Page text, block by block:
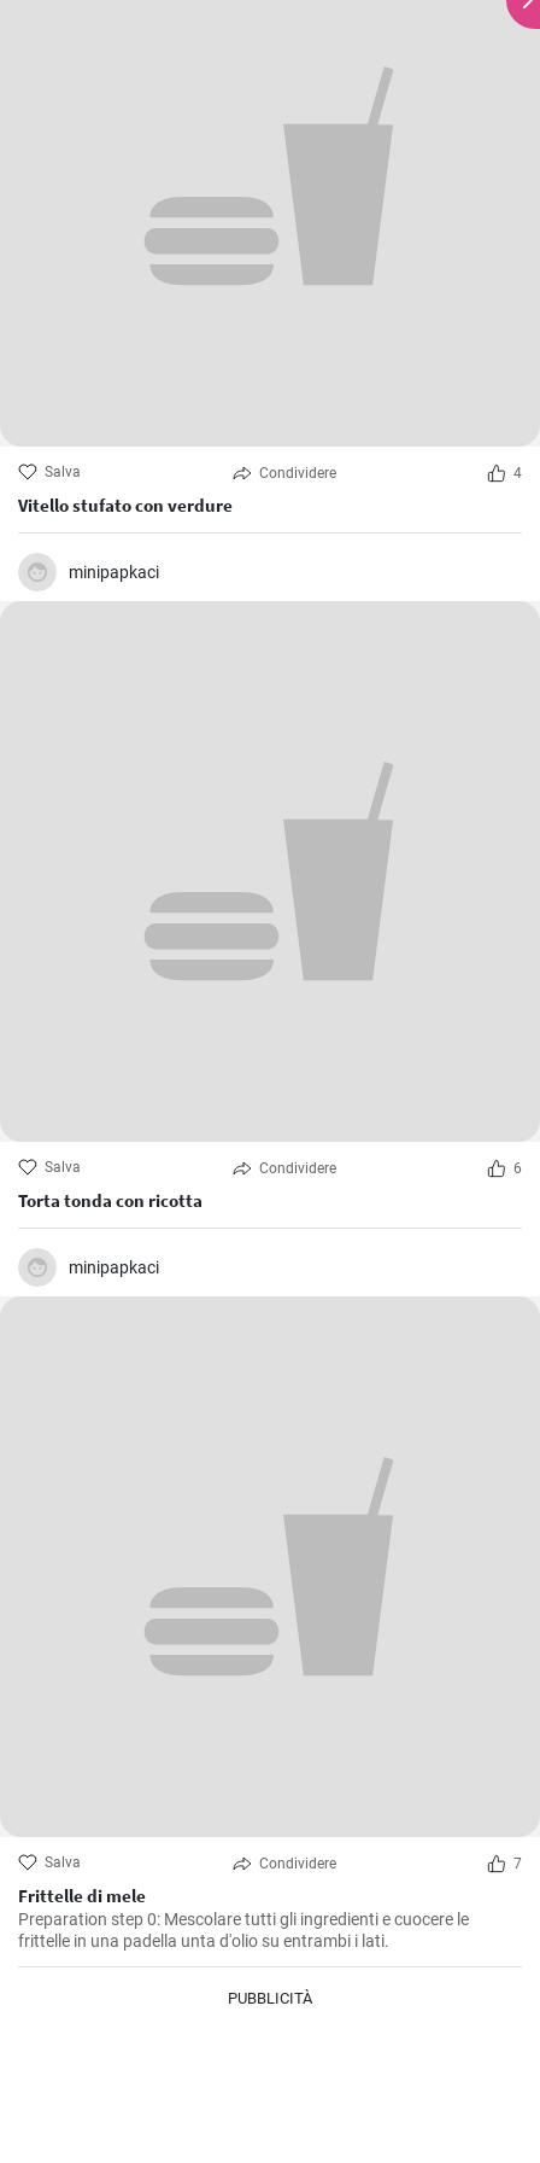
Salva Condividere 4
Vitello stufato con verdure
minipapkaci
Salva Condividere 6
Torta tonda con ricotta
minipapkaci
Salva Condividere 7
Frittelle di mele
Preparation step 0: Mescolare tutti gli ingredienti e cuocere le
frittelle in una padella unta d'olio su entrambi i lati.
PUBBLICITÀ